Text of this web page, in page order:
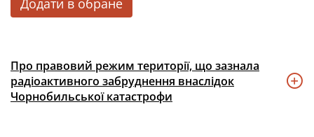
Додати в обране
Про правовий режим території, що зазнала
радіоактивного забруднення внаслідок
Чорнобильської катастрофи